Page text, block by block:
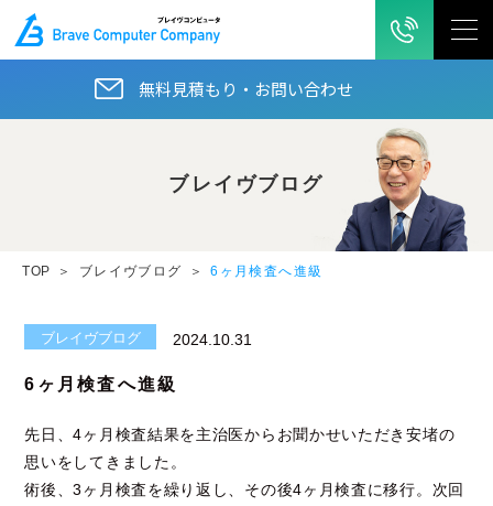
無料見積もり・お問い合わせ
ブレイヴブログ
TOP ブレイヴブログ 6ヶ月検査へ進級
ブレイヴブログ 2024.10.31
6ヶ月検査へ進級
先日、4ヶ月検査結果を主治医からお聞かせいただき安堵の
思いをしてきました。
術後、3ヶ月検査を繰り返し、その後4ヶ月検査に移行。次回